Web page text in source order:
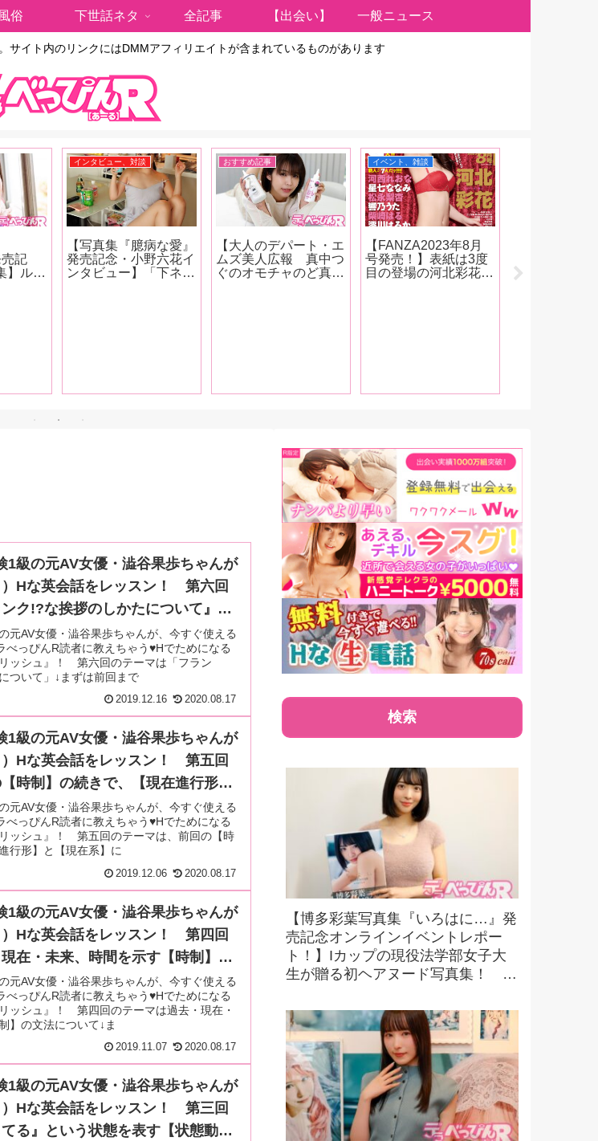
サイト内のリンクにはDMMアフィリエイトが含まれているものがあります
風俗 下世話ネタ 全記事 【出会い】 一般ニュース
売記
】ルッ
インタビュー、対談
【写真集『臆病な愛』
発売記念・小野六花イ
ンタビュー】「下ネタ
おすすめ記事
【大人のデパート・エ
ムズ美人広報 真中つ
ぐのオモチャのど真ん
タイミングで温まりま
イベント、雑談
【FANZA2023年8月
号発売！】表紙は3度
目の登場の河北彩花！
－昭和淫侠伝
1級の元AV女優・澁谷果歩ちゃんが
Hな英会話をレッスン！ 第六回
ク!?な挨拶のしかたについて』。
ムスコ」ってどうやって紹介する
元AV女優・澁谷果歩ちゃんが、今すぐ使える
べっぴんR読者に教えちゃう♥Hでためになる
ッシュ』！ 第六回のテーマは「フラン
ついて」↓まずは前回まで
2019.12.16 2020.08.17
1級の元AV女優・澁谷果歩ちゃんが
Hな英会話をレッスン！ 第五回
時制】の続きで、【現在進行形】
て。もちろんかほパイの秘蔵写真
元AV女優・澁谷果歩ちゃんが、今すぐ使える
べっぴんR読者に教えちゃう♥Hでためになる
ッシュ』！ 第五回のテーマは、前回の【時
行形】と【現在系】に
2019.12.06 2020.08.17
1級の元AV女優・澁谷果歩ちゃんが
Hな英会話をレッスン！ 第四回
在・未来、時間を示す【時制】の
もちろんかほパイの秘蔵写真も掲
元AV女優・澁谷果歩ちゃんが、今すぐ使える
べっぴんR読者に教えちゃう♥Hでためになる
ッシュ』！ 第四回のテーマは過去・現在・
】の文法について↓ま
2019.11.07 2020.08.17
1級の元AV女優・澁谷果歩ちゃんが
Hな英会話をレッスン！ 第三回
る』という状態を表す【状態動
検索
【博多彩葉写真集『いろはに…』発
売記念オンラインイベントレポー
ト！】Iカップの現役法学部女子大
生が贈る初ヘアヌード写真集！ 可
に！